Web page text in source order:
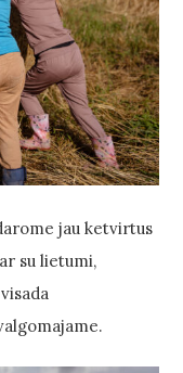
jau ketvirtus
su lietumi,